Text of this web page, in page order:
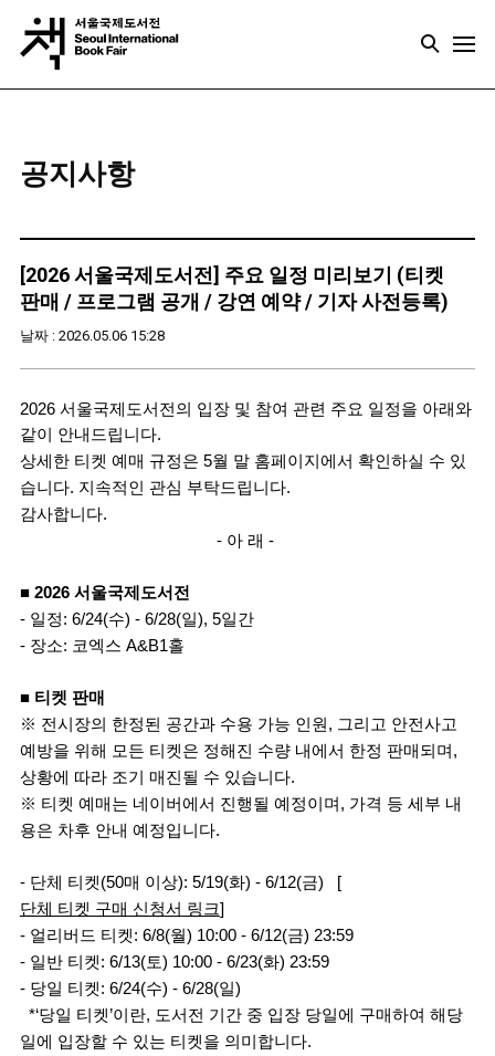
공지사항
[2026 서울국제도서전] 주요 일정 미리보기 (티켓
판매 / 프로그램 공개 / 강연 예약 / 기자 사전등록)
날짜 : 2026.05.06 15:28
2026 서울국제도서전의 입장 및 참여 관련 주요 일정을 아래와
같이 안내드립니다.
상세한 티켓 예매 규정은 5월 말 홈페이지에서 확인하실 수 있
습니다. 지속적인 관심 부탁드립니다.
감사합니다.
- 아 래 -
■ 2026 서울국제도서전
- 일정: 6/24(수) - 6/28(일), 5일간
- 장소: 코엑스 A&B1홀
■ 티켓 판매
※ 전시장의 한정된 공간과 수용 가능 인원, 그리고 안전사고
예방을 위해 모든 티켓은 정해진 수량 내에서 한정 판매되며,
상황에 따라 조기 매진될 수 있습니다.
※ 티켓 예매는 네이버에서 진행될 예정이며, 가격 등 세부 내
용은 차후 안내 예정입니다.
- 단체 티켓(50매 이상): 5/19(화) - 6/12(금)   [
단체 티켓 구매 신청서 링크]
- 얼리버드 티켓: 6/8(월) 10:00 - 6/12(금) 23:59
- 일반 티켓: 6/13(토) 10:00 - 6/23(화) 23:59
- 당일 티켓: 6/24(수) - 6/28(일)
*‘당일 티켓’이란, 도서전 기간 중 입장 당일에 구매하여 해당
일에 입장할 수 있는 티켓을 의미합니다.